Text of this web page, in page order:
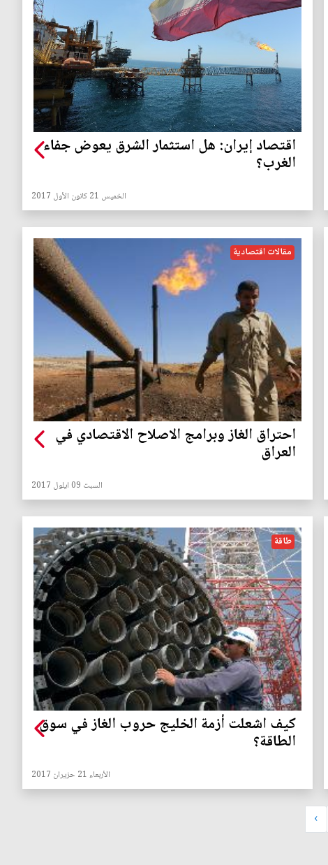
اقتصاد إيران: هل استثمار الشرق يعوض جفاء
الغرب؟
الخميس 21 كانون الأول 2017
مقالات اقتصادية
احتراق الغاز وبرامج الاصلاح الاقتصادي في
العراق
السبت 09 ايلول 2017
طاقة
كيف اشعلت أزمة الخليج حروب الغاز في سوق
الطاقة؟
الأربعاء 21 حزيران 2017
›